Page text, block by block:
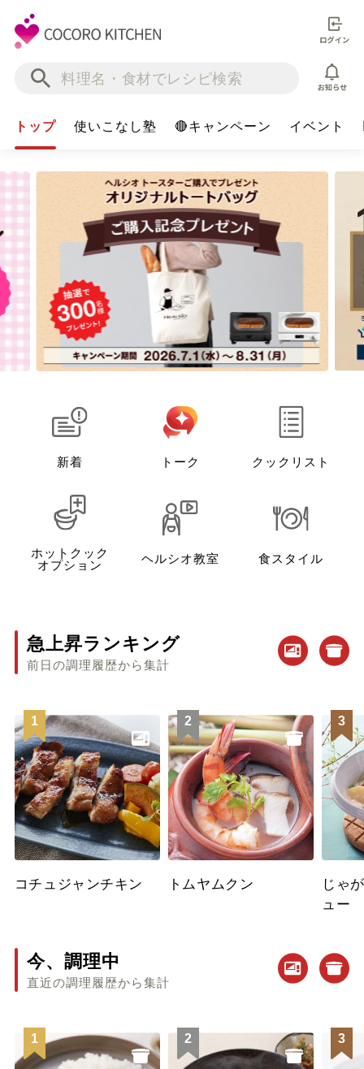
トップ 使いこなし塾 🔴キャンペーン イベント
新着 トーク クックリスト
ホットクック
オプション
ヘルシオ教室 食スタイル
急上昇ランキング
前日の調理履歴から集計
1
コチュジャンチキン
2
トムヤムクン
3
じゃ
ュー
今、調理中
直近の調理履歴から集計
1 2 3